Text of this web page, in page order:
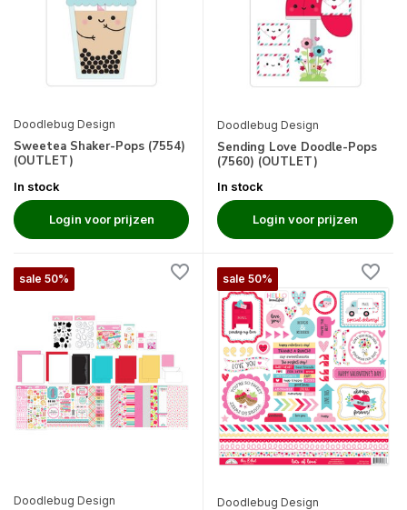
Doodlebug Design
Sweetea Shaker-Pops (7554)
(OUTLET)
In stock
Login voor prijzen
Doodlebug Design
Sending Love Doodle-Pops
(7560) (OUTLET)
In stock
Login voor prijzen
sale 50%
Doodlebug Design
sale 50%
Doodlebug Design